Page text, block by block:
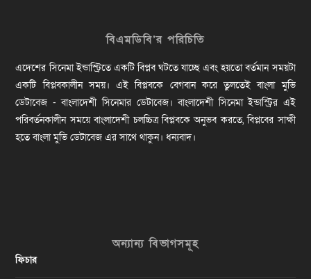
বিএমডিবি’র পরিচিতি
এদেশের সিনেমা ইন্ডাস্ট্রিতে একটি বিপ্লব ঘটতে যাচ্ছে এবং হয়তো বর্তমান সময়টা
একটি বিপ্লবকালীন সময়। এই বিপ্লবকে বেগবান করে তুলতেই বাংলা মুভি
ডেটাবেজ - বাংলাদেশী সিনেমার ডেটাবেজ। বাংলাদেশী সিনেমা ইন্ডাস্ট্রির এই
পরিবর্তনকালীন সময়ে বাংলাদেশী চলচ্চিত্র বিপ্লবকে অনুভব করতে, বিপ্লবের সাক্ষী
হতে বাংলা মুভি ডেটাবেজ এর সাথে থাকুন। ধন্যবাদ।
অন্যান্য বিভাগসমূহ
ফিচার